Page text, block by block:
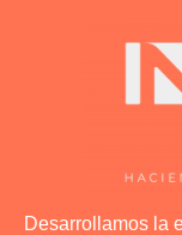
Desarrollamos la